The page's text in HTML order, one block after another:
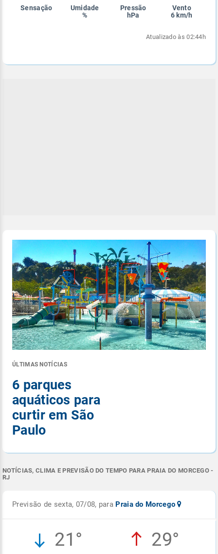
Sensação
Umidade
%
Pressão
hPa
Vento
6 km/h
Atualizado às 02:44h
ÚLTIMAS NOTÍCIAS
6 parques
aquáticos para
curtir em São
Paulo
NOTÍCIAS, CLIMA E PREVISÃO DO TEMPO PARA PRAIA DO MORCEGO -
RJ
Previsão de sexta, 07/08, para Praia do Morcego
21° 29°